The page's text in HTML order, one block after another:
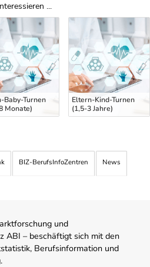
...
Baby-Turnen
Monate)
Eltern-Kind-Turnen
(1,5-3 Jahre)
BIZ-BerufsInfoZentren News
und
ABI – beschäftigt sich mit den
Berufsinformation und